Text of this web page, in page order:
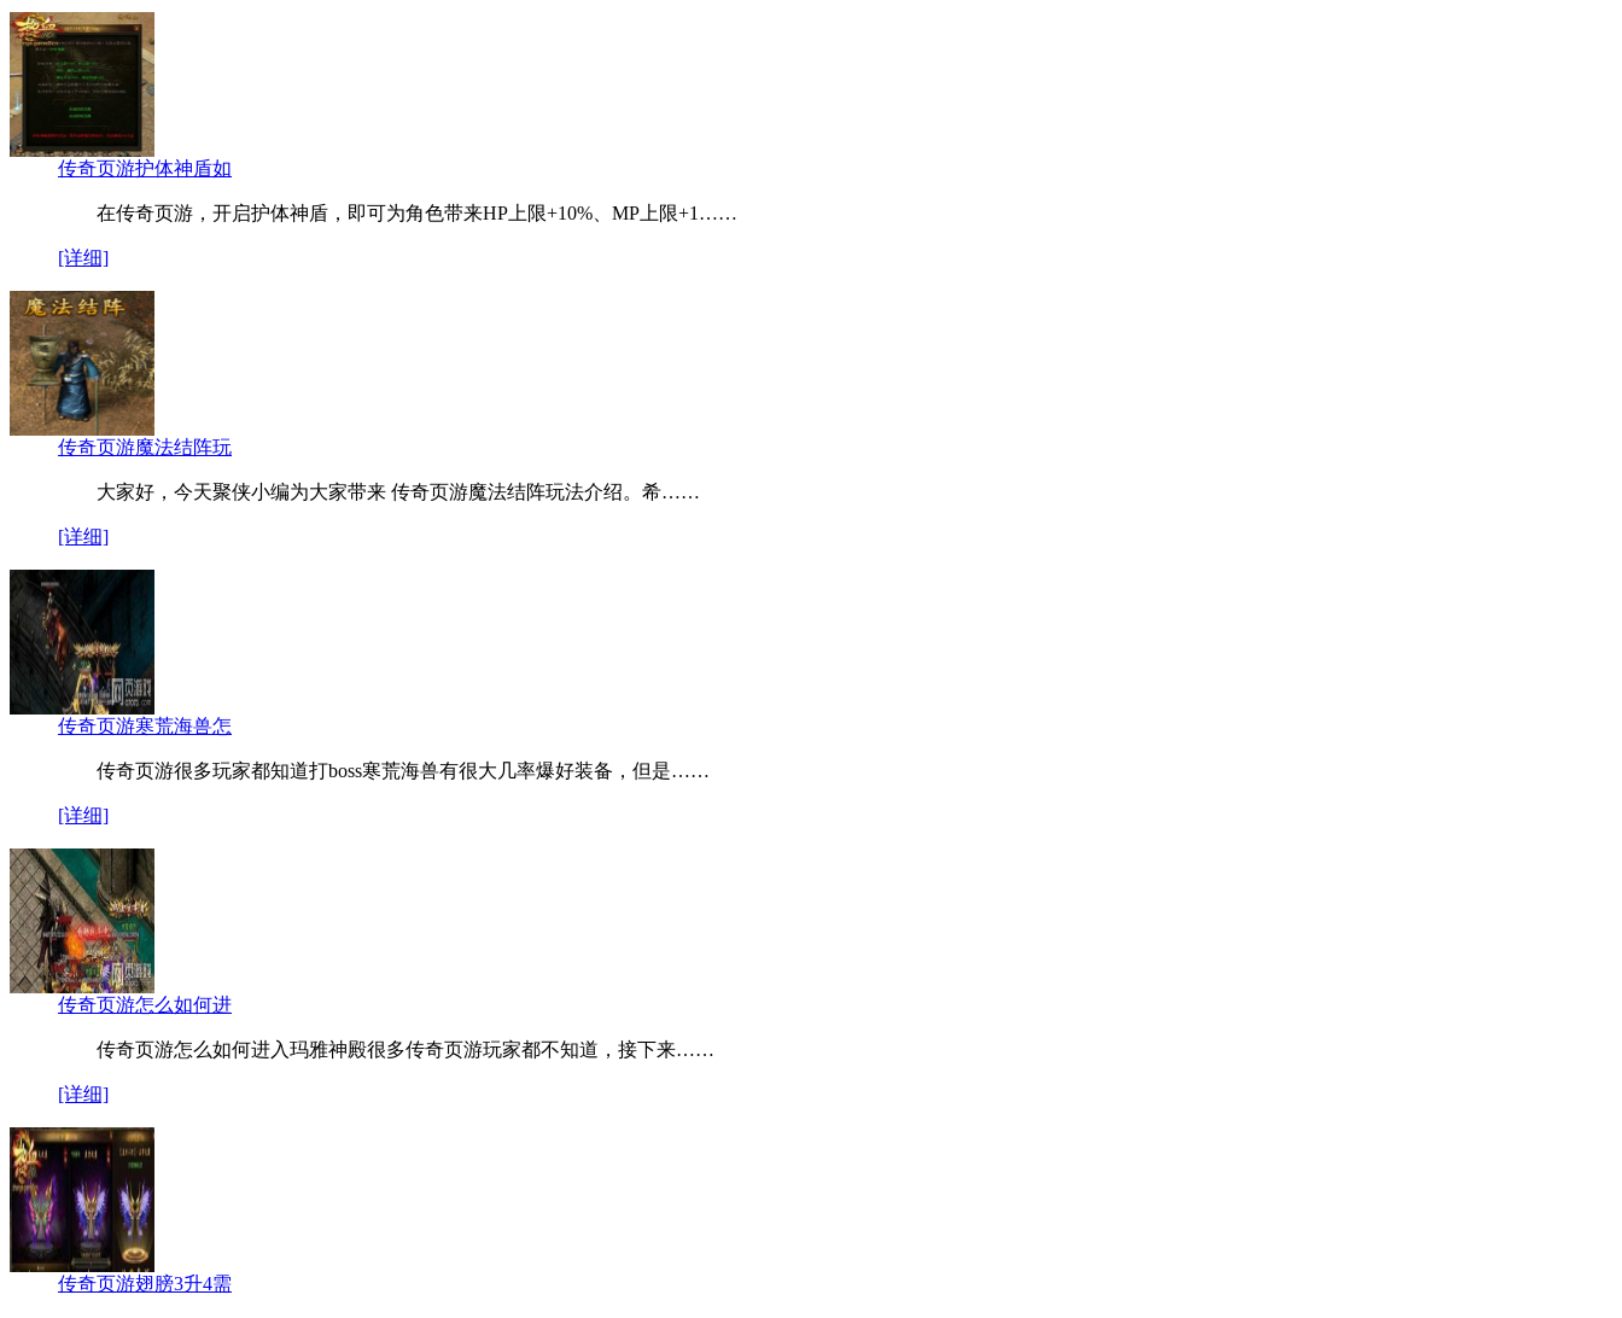
传奇页游护体神盾如
在传奇页游，开启护体神盾，即可为角色带来HP上限+10%、MP上限+1……
[详细]
传奇页游魔法结阵玩
大家好，今天聚侠小编为大家带来 传奇页游魔法结阵玩法介绍。希……
[详细]
传奇页游寒荒海兽怎
传奇页游很多玩家都知道打boss寒荒海兽有很大几率爆好装备，但是……
[详细]
传奇页游怎么如何进
传奇页游怎么如何进入玛雅神殿很多传奇页游玩家都不知道，接下来……
[详细]
传奇页游翅膀3升4需